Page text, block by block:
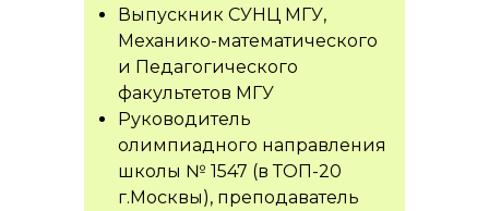
Выпускник СУНЦ МГУ,
Механико-математического
и Педагогического
факультетов МГУ
Руководитель
олимпиадного направления
школы № 1547 (в ТОП-20
г.Москвы), преподаватель